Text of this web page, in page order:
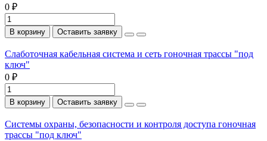
0 ₽
В корзину Оставить заявку
Слаботочная кабельная система и сеть гоночная трассы "под
ключ"
0 ₽
В корзину Оставить заявку
Системы охраны, безопасности и контроля доступа гоночная
трассы "под ключ"